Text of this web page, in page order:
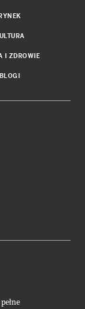
I ZDROWIE
BLOGI